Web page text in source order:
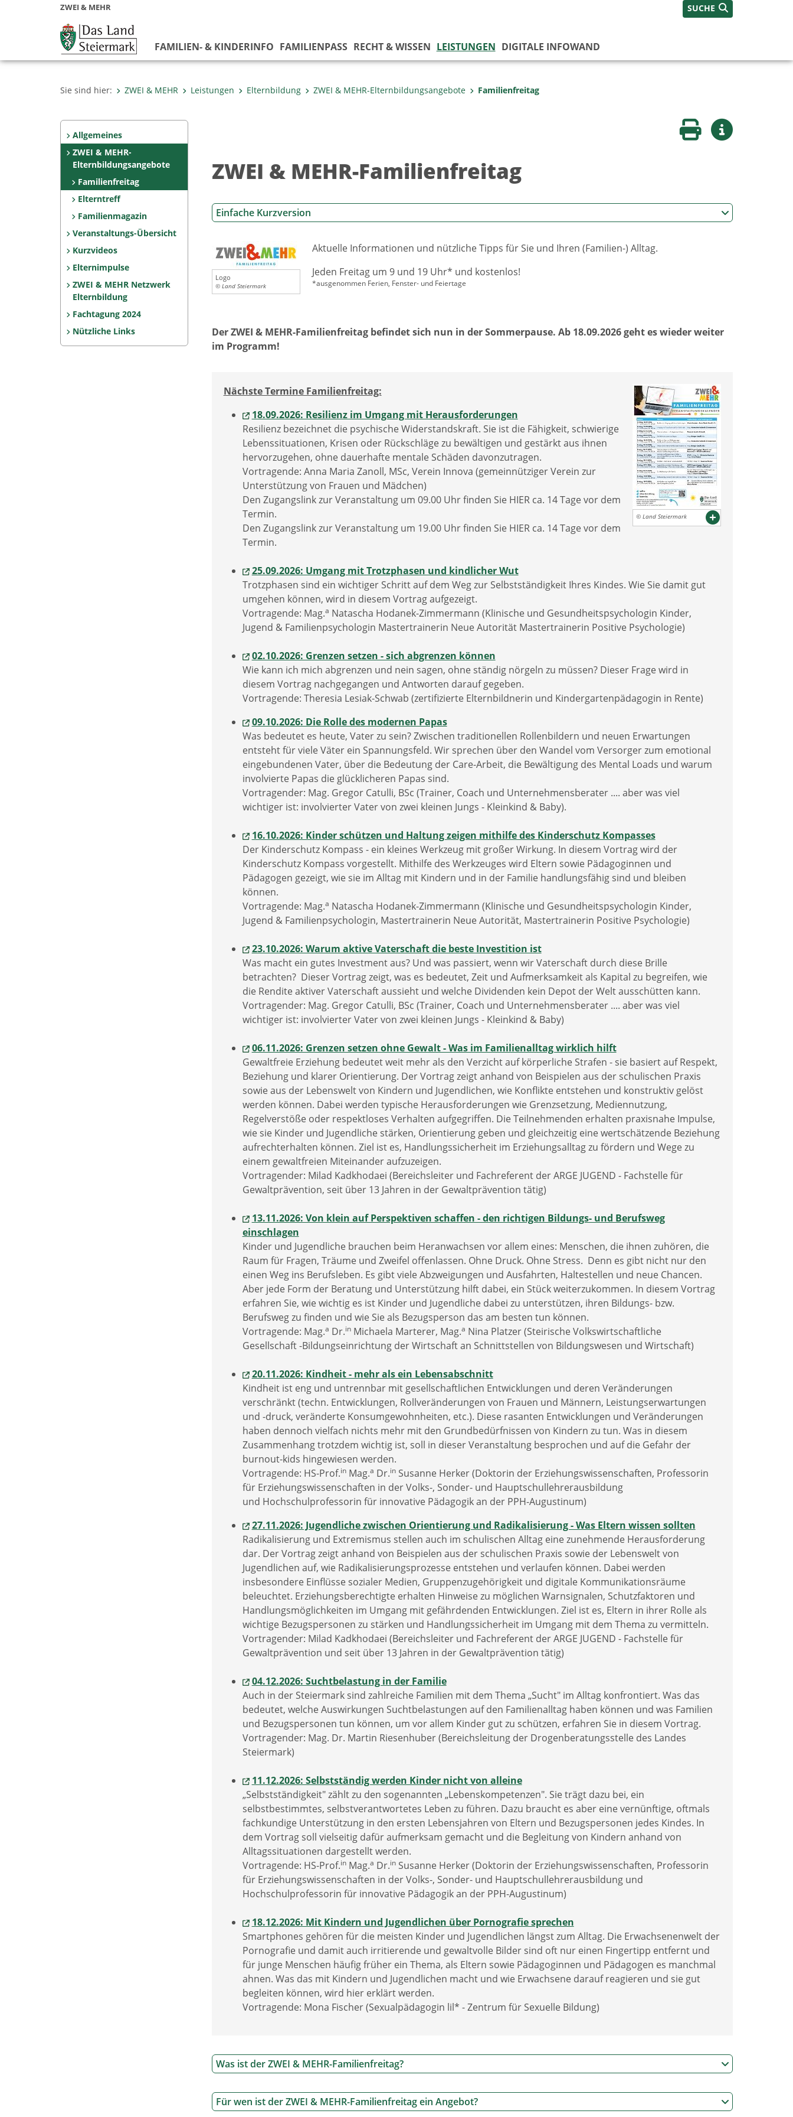
ZWEI & MEHR SUCHE
FAMILIEN- & KINDERINFO FAMILIENPASS RECHT & WISSEN LEISTUNGEN DIGITALE INFOWAND
Sie sind hier: ZWEI & MEHR Leistungen Elternbildung ZWEI & MEHR-Elternbildungsangebote Familienfreitag
Allgemeines
ZWEI & MEHR-
Elternbildungsangebote
Familienfreitag
Elterntreff
Familienmagazin
Veranstaltungs-Übersicht
Kurzvideos
Elternimpulse
ZWEI & MEHR Netzwerk
Elternbildung
Fachtagung 2024
Nützliche Links
Seite druckenWeitere Infos
ZWEI & MEHR-Familienfreitag
Einfache Kurzversion
Logo
© Land Steiermark
Aktuelle Informationen und nützliche Tipps für Sie und Ihren (Familien-) Alltag.
Jeden Freitag um 9 und 19 Uhr* und kostenlos!
*ausgenommen Ferien, Fenster- und Feiertage
Der ZWEI & MEHR-Familienfreitag befindet sich nun in der Sommerpause. Ab 18.09.2026 geht es wieder weiter
im Programm!
© Land Steiermark
Nächste Termine Familienfreitag:
18.09.2026: Resilienz im Umgang mit Herausforderungen
Resilienz bezeichnet die psychische Widerstandskraft. Sie ist die Fähigkeit, schwierige
Lebenssituationen, Krisen oder Rückschläge zu bewältigen und gestärkt aus ihnen
hervorzugehen, ohne dauerhafte mentale Schäden davonzutragen.
Vortragende: Anna Maria Zanoll, MSc, Verein Innova (gemeinnütziger Verein zur
Unterstützung von Frauen und Mädchen)
Den Zugangslink zur Veranstaltung um 09.00 Uhr finden Sie HIER ca. 14 Tage vor dem
Termin.
Den Zugangslink zur Veranstaltung um 19.00 Uhr finden Sie HIER ca. 14 Tage vor dem
Termin.
25.09.2026: Umgang mit Trotzphasen und kindlicher Wut
Trotzphasen sind ein wichtiger Schritt auf dem Weg zur Selbstständigkeit Ihres Kindes. Wie Sie damit gut
umgehen können, wird in diesem Vortrag aufgezeigt.
Vortragende: Mag.a Natascha Hodanek-Zimmermann (Klinische und Gesundheitspsychologin Kinder,
Jugend & Familienpsychologin Mastertrainerin Neue Autorität Mastertrainerin Positive Psychologie)
02.10.2026: Grenzen setzen - sich abgrenzen können
Wie kann ich mich abgrenzen und nein sagen, ohne ständig nörgeln zu müssen? Dieser Frage wird in
diesem Vortrag nachgegangen und Antworten darauf gegeben.
Vortragende: Theresia Lesiak-Schwab (zertifizierte Elternbildnerin und Kindergartenpädagogin in Rente)
09.10.2026: Die Rolle des modernen Papas
Was bedeutet es heute, Vater zu sein? Zwischen traditionellen Rollenbildern und neuen Erwartungen
entsteht für viele Väter ein Spannungsfeld. Wir sprechen über den Wandel vom Versorger zum emotional
eingebundenen Vater, über die Bedeutung der Care-Arbeit, die Bewältigung des Mental Loads und warum
involvierte Papas die glücklicheren Papas sind.
Vortragender: Mag. Gregor Catulli, BSc (Trainer, Coach und Unternehmensberater .... aber was viel
wichtiger ist: involvierter Vater von zwei kleinen Jungs - Kleinkind & Baby).
16.10.2026: Kinder schützen und Haltung zeigen mithilfe des Kinderschutz Kompasses
Der Kinderschutz Kompass - ein kleines Werkzeug mit großer Wirkung. In diesem Vortrag wird der
Kinderschutz Kompass vorgestellt. Mithilfe des Werkzeuges wird Eltern sowie Pädagoginnen und
Pädagogen gezeigt, wie sie im Alltag mit Kindern und in der Familie handlungsfähig sind und bleiben
können.
Vortragende: Mag.a Natascha Hodanek-Zimmermann (Klinische und Gesundheitspsychologin Kinder,
Jugend & Familienpsychologin, Mastertrainerin Neue Autorität, Mastertrainerin Positive Psychologie)
23.10.2026: Warum aktive Vaterschaft die beste Investition ist
Was macht ein gutes Investment aus? Und was passiert, wenn wir Vaterschaft durch diese Brille
betrachten? Dieser Vortrag zeigt, was es bedeutet, Zeit und Aufmerksamkeit als Kapital zu begreifen, wie
die Rendite aktiver Vaterschaft aussieht und welche Dividenden kein Depot der Welt ausschütten kann.
Vortragender: Mag. Gregor Catulli, BSc (Trainer, Coach und Unternehmensberater .... aber was viel
wichtiger ist: involvierter Vater von zwei kleinen Jungs - Kleinkind & Baby)
06.11.2026: Grenzen setzen ohne Gewalt - Was im Familienalltag wirklich hilft
Gewaltfreie Erziehung bedeutet weit mehr als den Verzicht auf körperliche Strafen - sie basiert auf Respekt,
Beziehung und klarer Orientierung. Der Vortrag zeigt anhand von Beispielen aus der schulischen Praxis
sowie aus der Lebenswelt von Kindern und Jugendlichen, wie Konflikte entstehen und konstruktiv gelöst
werden können. Dabei werden typische Herausforderungen wie Grenzsetzung, Mediennutzung,
Regelverstöße oder respektloses Verhalten aufgegriffen. Die Teilnehmenden erhalten praxisnahe Impulse,
wie sie Kinder und Jugendliche stärken, Orientierung geben und gleichzeitig eine wertschätzende Beziehung
aufrechterhalten können. Ziel ist es, Handlungssicherheit im Erziehungsalltag zu fördern und Wege zu
einem gewaltfreien Miteinander aufzuzeigen.
Vortragender: Milad Kadkhodaei (Bereichsleiter und Fachreferent der ARGE JUGEND - Fachstelle für
Gewaltprävention, seit über 13 Jahren in der Gewaltprävention tätig)
13.11.2026: Von klein auf Perspektiven schaffen - den richtigen Bildungs- und Berufsweg
einschlagen
Kinder und Jugendliche brauchen beim Heranwachsen vor allem eines: Menschen, die ihnen zuhören, die
Raum für Fragen, Träume und Zweifel offenlassen. Ohne Druck. Ohne Stress. Denn es gibt nicht nur den
einen Weg ins Berufsleben. Es gibt viele Abzweigungen und Ausfahrten, Haltestellen und neue Chancen.
Aber jede Form der Beratung und Unterstützung hilft dabei, ein Stück weiterzukommen. In diesem Vortrag
erfahren Sie, wie wichtig es ist Kinder und Jugendliche dabei zu unterstützen, ihren Bildungs- bzw.
Berufsweg zu finden und wie Sie als Bezugsperson das am besten tun können.
Vortragende: Mag.a Dr.inMichaela Marterer, Mag.a Nina Platzer (Steirische Volkswirtschaftliche
Gesellschaft -Bildungseinrichtung der Wirtschaft an Schnittstellen von Bildungswesen und Wirtschaft)
20.11.2026: Kindheit - mehr als ein Lebensabschnitt
Kindheit ist eng und untrennbar mit gesellschaftlichen Entwicklungen und deren Veränderungen
verschränkt (techn. Entwicklungen, Rollveränderungen von Frauen und Männern, Leistungserwartungen
und -druck, veränderte Konsumgewohnheiten, etc.). Diese rasanten Entwicklungen und Veränderungen
haben dennoch vielfach nichts mehr mit den Grundbedürfnissen von Kindern zu tun. Was in diesem
Zusammenhang trotzdem wichtig ist, soll in dieser Veranstaltung besprochen und auf die Gefahr der
burnout-kids hingewiesen werden.
Vortragende: HS-Prof.inMag.a Dr.inSusanne Herker (Doktorin der Erziehungswissenschaften, Professorin
für Erziehungswissenschaften in der Volks-, Sonder- und Hauptschullehrerausbildung
und Hochschulprofessorin für innovative Pädagogik an der PPH-Augustinum)
27.11.2026: Jugendliche zwischen Orientierung und Radikalisierung - Was Eltern wissen sollten
Radikalisierung und Extremismus stellen auch im schulischen Alltag eine zunehmende Herausforderung
dar. Der Vortrag zeigt anhand von Beispielen aus der schulischen Praxis sowie der Lebenswelt von
Jugendlichen auf, wie Radikalisierungsprozesse entstehen und verlaufen können. Dabei werden
insbesondere Einflüsse sozialer Medien, Gruppenzugehörigkeit und digitale Kommunikationsräume
beleuchtet. Erziehungsberechtigte erhalten Hinweise zu möglichen Warnsignalen, Schutzfaktoren und
Handlungsmöglichkeiten im Umgang mit gefährdenden Entwicklungen. Ziel ist es, Eltern in ihrer Rolle als
wichtige Bezugspersonen zu stärken und Handlungssicherheit im Umgang mit dem Thema zu vermitteln.
Vortragender: Milad Kadkhodaei (Bereichsleiter und Fachreferent der ARGE JUGEND - Fachstelle für
Gewaltprävention und seit über 13 Jahren in der Gewaltprävention tätig)
04.12.2026: Suchtbelastung in der Familie
Auch in der Steiermark sind zahlreiche Familien mit dem Thema „Sucht" im Alltag konfrontiert. Was das
bedeutet, welche Auswirkungen Suchtbelastungen auf den Familienalltag haben können und was Familien
und Bezugspersonen tun können, um vor allem Kinder gut zu schützen, erfahren Sie in diesem Vortrag.
Vortragender: Mag. Dr. Martin Riesenhuber (Bereichsleitung der Drogenberatungsstelle des Landes
Steiermark)
11.12.2026: Selbstständig werden Kinder nicht von alleine
„Selbstständigkeit" zählt zu den sogenannten „Lebenskompetenzen". Sie trägt dazu bei, ein
selbstbestimmtes, selbstverantwortetes Leben zu führen. Dazu braucht es aber eine vernünftige, oftmals
fachkundige Unterstützung in den ersten Lebensjahren von Eltern und Bezugspersonen jedes Kindes. In
dem Vortrag soll vielseitig dafür aufmerksam gemacht und die Begleitung von Kindern anhand von
Alltagssituationen dargestellt werden.
Vortragende: HS-Prof.inMag.a Dr.inSusanne Herker (Doktorin der Erziehungswissenschaften, Professorin
für Erziehungswissenschaften in der Volks-, Sonder- und Hauptschullehrerausbildung und
Hochschulprofessorin für innovative Pädagogik an der PPH-Augustinum)
18.12.2026: Mit Kindern und Jugendlichen über Pornografie sprechen
Smartphones gehören für die meisten Kinder und Jugendlichen längst zum Alltag. Die Erwachsenenwelt der
Pornografie und damit auch irritierende und gewaltvolle Bilder sind oft nur einen Fingertipp entfernt und
für junge Menschen häufig früher ein Thema, als Eltern sowie Pädagoginnen und Pädagogen es manchmal
ahnen. Was das mit Kindern und Jugendlichen macht und wie Erwachsene darauf reagieren und sie gut
begleiten können, wird hier erklärt werden.
Vortragende: Mona Fischer (Sexualpädagogin lil* - Zentrum für Sexuelle Bildung)
Was ist der ZWEI & MEHR-Familienfreitag?
Für wen ist der ZWEI & MEHR-Familienfreitag ein Angebot?